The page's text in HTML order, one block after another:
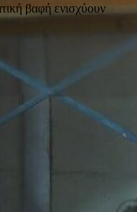
βαφή ενισχύουν